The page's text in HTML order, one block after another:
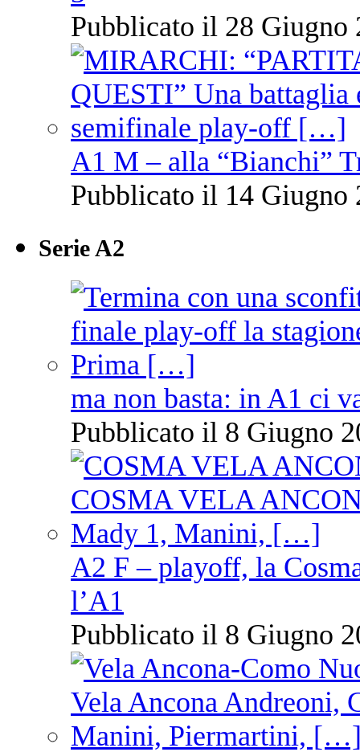
Pubblicato il 28 Giugno
A1 M – alla “Bianchi”
Pubblicato il 14 Giugno
Serie A2
ma non basta: in A1 ci
Pubblicato il 8 Giugno
A2 F – playoff, la
l’A1
Pubblicato il 8 Giugno